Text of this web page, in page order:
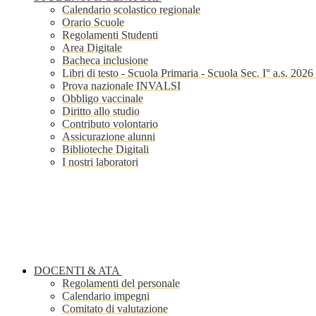
Calendario scolastico regionale
Orario Scuole
Regolamenti Studenti
Area Digitale
Bacheca inclusione
Libri di testo - Scuola Primaria - Scuola Sec. I° a.s. 2026
Prova nazionale INVALSI
Obbligo vaccinale
Diritto allo studio
Contributo volontario
Assicurazione alunni
Biblioteche Digitali
I nostri laboratori
DOCENTI & ATA
Regolamenti del personale
Calendario impegni
Comitato di valutazione